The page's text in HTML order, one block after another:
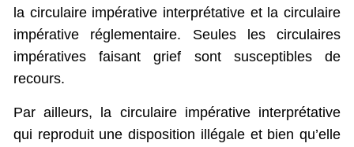
la circulaire impérative interprétative et la circulaire
impérative réglementaire. Seules les circulaires
impératives faisant grief sont susceptibles de
recours.
Par ailleurs, la circulaire impérative interprétative
qui reproduit une disposition illégale et bien qu’elle